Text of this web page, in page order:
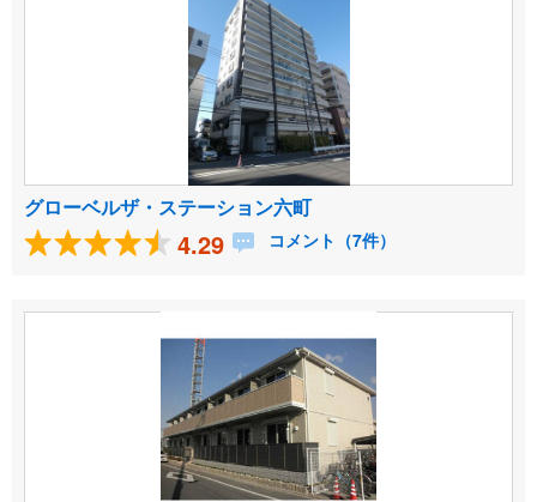
グローベルザ・ステーション六町
4.29 コメント（7件）